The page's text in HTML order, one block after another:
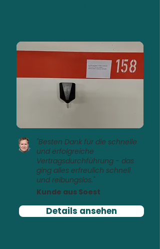
"Besten Dank für die schnelle
und erfolgreiche
Vertragsdurchführung - das
ging alles erfreulich schnell
und reibungslos."
Kunde aus Soest
Details ansehen